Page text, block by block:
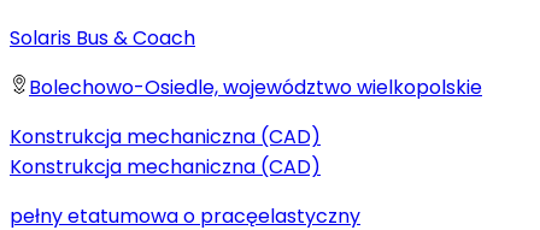
Solaris Bus & Coach
Bolechowo-Osiedle, województwo wielkopolskie
Konstrukcja mechaniczna (CAD)
Konstrukcja mechaniczna (CAD)
pełny etatumowa o pracęelastyczny